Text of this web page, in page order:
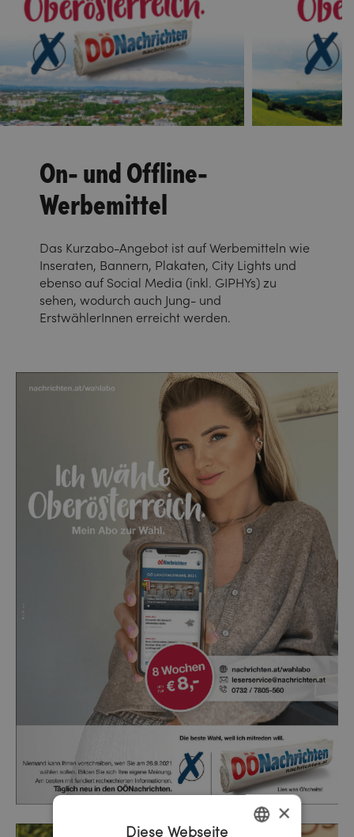
On- und Offline-
Werbemittel
Das Kurzabo-Angebot ist auf Werbemitteln wie
Inseraten, Bannern, Plakaten, City Lights und
ebenso auf Social Media (inkl. GIPHYs) zu
sehen, wodurch auch Jung- und
ErstwählerInnen erreicht werden.
×
Diese Webseite